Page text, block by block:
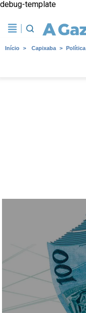
debug-template
Início Capixaba Política